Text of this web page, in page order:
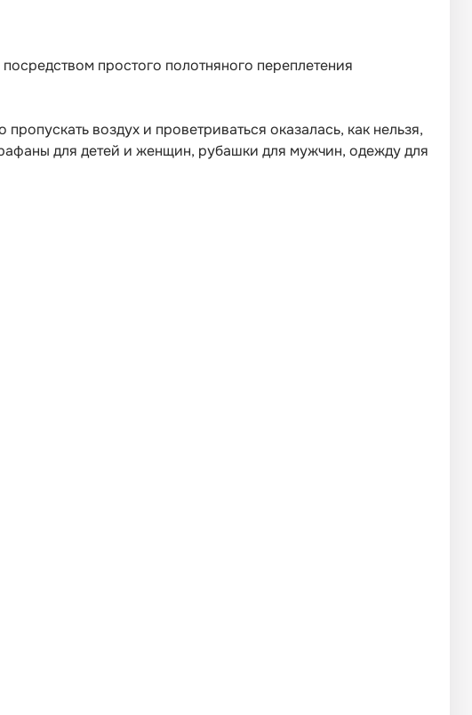
простого полотняного переплетения
воздух и проветриваться оказалась, как нельзя,
для детей и женщин, рубашки для мужчин, одежду для